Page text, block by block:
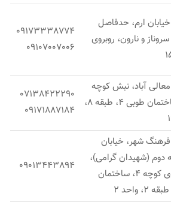
خیابان ارم، حدفاصل
و نارون، روبروی
09173338774
09107007006
معالی آباد، نبش کوچه
29، ساختمان طوبی 4، طبقه 8،
07138422290
09171887184
فرهنگ شهر، خیابان
دوم (شهیدان گرامی)،
روبه روی کوچه 4، ساختمان
واحد 2
09013443894